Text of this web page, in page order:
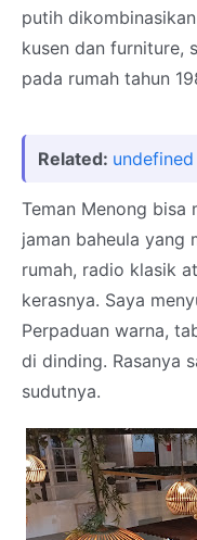
putih
kusen dan furniture,
pada rumah tahun
Related: undefined
Teman Menong bisa
jaman baheula yang
rumah, radio klasik
kerasnya. Saya
Perpaduan warna,
di dinding. Rasanya
sudutnya.